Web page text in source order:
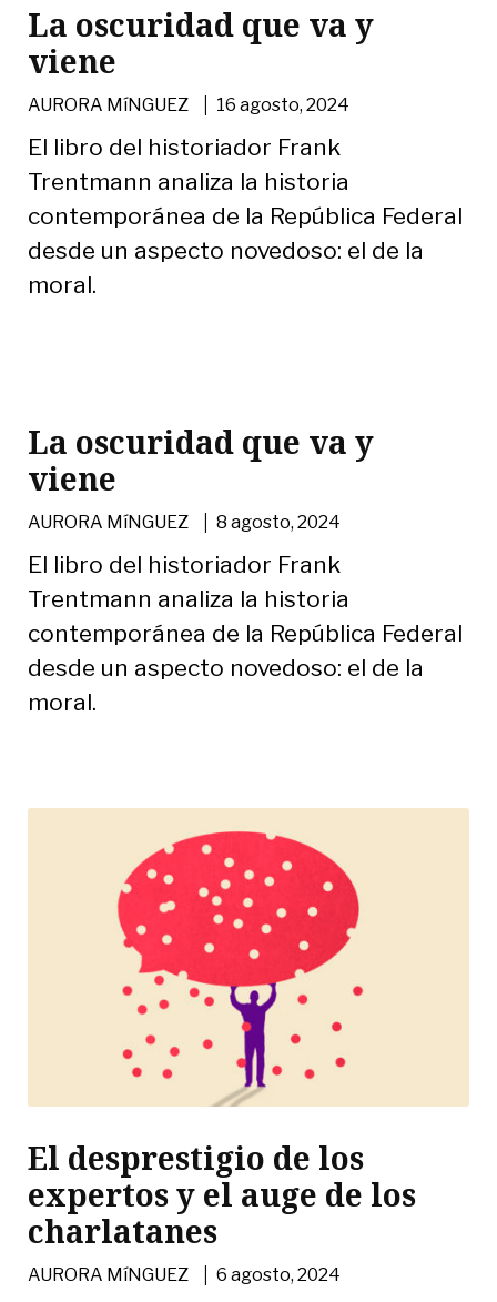
La oscuridad que va y
viene
AURORA MíNGUEZ | 16 agosto, 2024
El libro del historiador Frank
Trentmann analiza la historia
contemporánea de la República Federal
desde un aspecto novedoso: el de la
moral.
La oscuridad que va y
viene
AURORA MíNGUEZ |8 agosto, 2024
El libro del historiador Frank
Trentmann analiza la historia
contemporánea de la República Federal
desde un aspecto novedoso: el de la
moral.
El desprestigio de los
expertos y el auge de los
charlatanes
AURORA MíNGUEZ |6 agosto, 2024